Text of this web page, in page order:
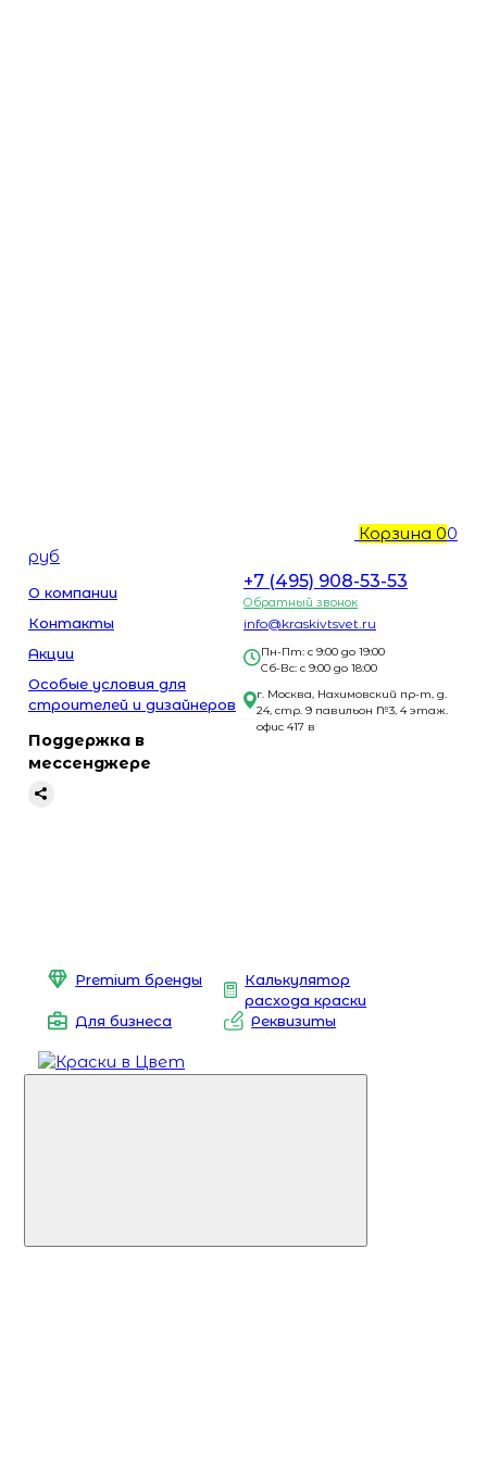
Корзина 00
руб
О компании
Контакты
Акции
Особые условия для
строителей и дизайнеров
Поддержка в
мессенджере
+7 (495) 908-53-53
Обратный звонок
info@kraskivtsvet.ru
Пн-Пт: с 9:00 до 19:00
Сб-Вс: с 9:00 до 18:00
г. Москва, Нахимовский пр-т, д.
24, стр. 9 павильон №3, 4 этаж.
офис 417 в
Premium бренды
Калькулятор
расхода краски
Для бизнеса
Реквизиты